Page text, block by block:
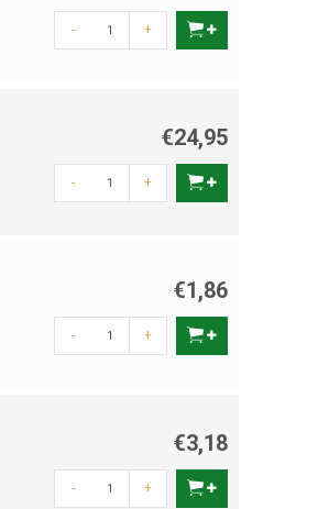
- +
€24,95
- +
€1,86
- +
€3,18
- +